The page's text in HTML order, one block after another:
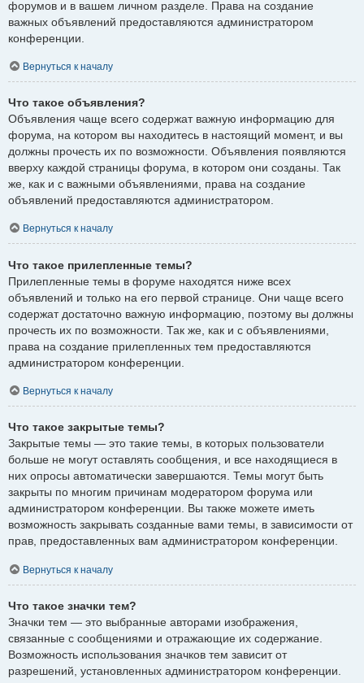
форумов и в вашем личном разделе. Права на создание
важных объявлений предоставляются администратором
конференции.
Вернуться к началу
Что такое объявления?
Объявления чаще всего содержат важную информацию для
форума, на котором вы находитесь в настоящий момент, и вы
должны прочесть их по возможности. Объявления появляются
вверху каждой страницы форума, в котором они созданы. Так
же, как и с важными объявлениями, права на создание
объявлений предоставляются администратором.
Вернуться к началу
Что такое прилепленные темы?
Прилепленные темы в форуме находятся ниже всех
объявлений и только на его первой странице. Они чаще всего
содержат достаточно важную информацию, поэтому вы должны
прочесть их по возможности. Так же, как и с объявлениями,
права на создание прилепленных тем предоставляются
администратором конференции.
Вернуться к началу
Что такое закрытые темы?
Закрытые темы — это такие темы, в которых пользователи
больше не могут оставлять сообщения, и все находящиеся в
них опросы автоматически завершаются. Темы могут быть
закрыты по многим причинам модератором форума или
администратором конференции. Вы также можете иметь
возможность закрывать созданные вами темы, в зависимости от
прав, предоставленных вам администратором конференции.
Вернуться к началу
Что такое значки тем?
Значки тем — это выбранные авторами изображения,
связанные с сообщениями и отражающие их содержание.
Возможность использования значков тем зависит от
разрешений, установленных администратором конференции.